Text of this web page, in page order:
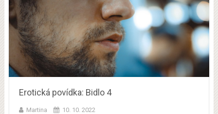
Erotická povídka: Bidlo 4
Martina 10. 10. 2022